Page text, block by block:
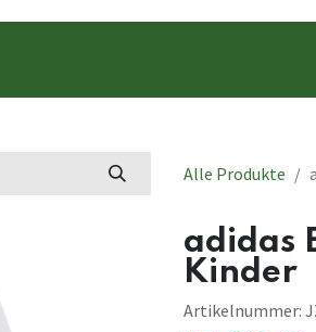
Alle Produkte
adidas
Kinder
Artikelnummer: